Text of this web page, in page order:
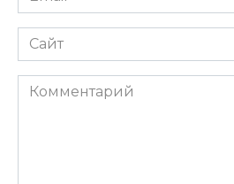
*
Сайт
Комментарий